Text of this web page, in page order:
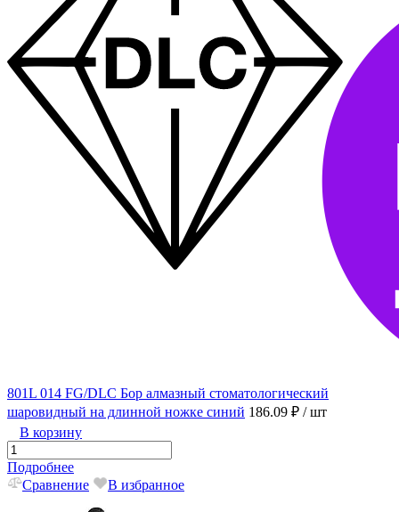
801L 014 FG/DLC Бор алмазный стоматологический
шаровидный на длинной ножке синий 186.09 ₽ / шт
В корзину
Подробнее
Сравнение
В избранное